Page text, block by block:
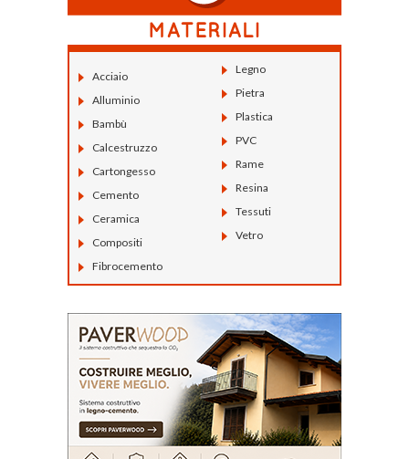
Acciaio
Alluminio
Bambù
Calcestruzzo
Cartongesso
Cemento
Ceramica
Compositi
Fibrocemento
Legno
Pietra
Plastica
PVC
Rame
Resina
Tessuti
Vetro